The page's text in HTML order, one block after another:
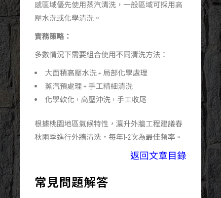
感區域優先使用蒸汽清洗，一般區域可採用高
壓水洗或化學清洗。
實務策略：
多數情況下需要組合使用不同清洗方法：
大面積高壓水洗 + 局部化學處理
蒸汽預處理 + 手工精細清洗
化學軟化 + 高壓沖洗 + 手工收尾
根據桃園地區氣候特性，瀛升外牆工程建議春
秋兩季進行外牆清洗，每年1-2次為最佳頻率。
返回文章目錄
常見問題解答